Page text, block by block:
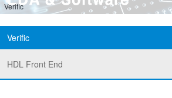
Verific
Verific
HDL Front End